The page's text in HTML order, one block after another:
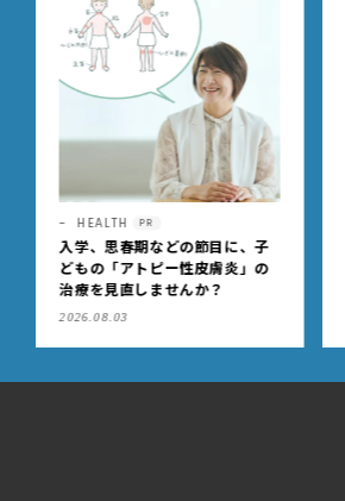
LIFE PR
コンパクトかつ、新生児から4歳
頃までずっと快適に使える両対
面式ベビーカー
2026.07.10